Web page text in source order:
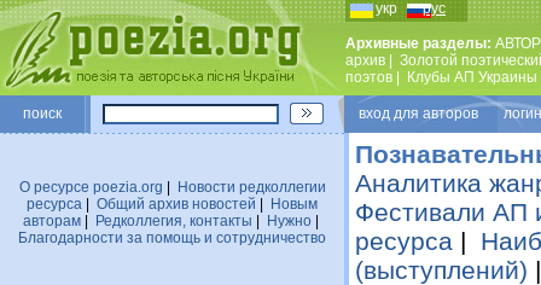
укр рус
Архивные разделы:
архив
Золотой
поэтов
Клубы АП Украины
поиск вход для авторов
О ресурсе poezia.org
Новости редколлегии
ресурса
Общий архив новостей
Новым
авторам| Редколлегия, контакты Нужно|
Благодарности за помощь и сотрудничество
Аналитика
Фестивали АП
ресурса |
(выступлений)